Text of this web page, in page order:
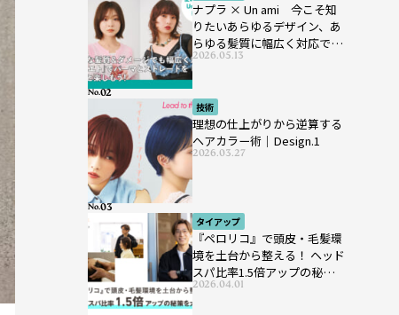
ナプラ × Un ami 今こそ知
りたいあらゆるデザイン、あ
らゆる髪質に幅広く対応でき
るパーマ薬剤 ナプラ『ut-
et』
2026.05.13
技術
理想の仕上がりから逆算する
ヘアカラー術｜Design.1
2026.03.27
No.
タイアップ
『ペロリコ』で頭皮・毛髪環
境を土台から整える！ ヘッド
スパ比率1.5倍アップの秘策を
大公開
2026.04.01
No.